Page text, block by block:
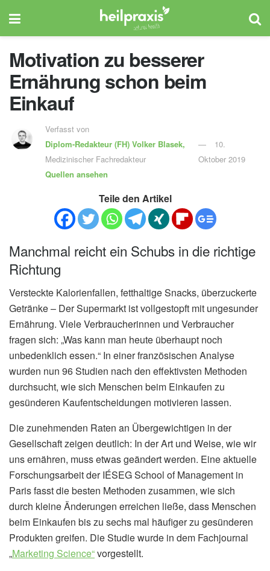
Motivation zu besserer
Ernährung schon beim
Einkauf
Verfasst von
Diplom-Redakteur (FH) Volker Blasek,
Medizinischer Fachredakteur
Quellen ansehen
10.
Oktober 2019
Teile den Artikel
Manchmal reicht ein Schubs in die richtige
Richtung
Versteckte Kalorienfallen, fetthaltige Snacks, überzuckerte
Getränke – Der Supermarkt ist vollgestopft mit ungesunder
Ernährung. Viele Verbraucherinnen und Verbraucher
fragen sich: „Was kann man heute überhaupt noch
unbedenklich essen.“ In einer französischen Analyse
wurden nun 96 Studien nach den effektivsten Methoden
durchsucht, wie sich Menschen beim Einkaufen zu
gesünderen Kaufentscheidungen motivieren lassen.
Die zunehmenden Raten an Übergewichtigen in der
Gesellschaft zeigen deutlich: In der Art und Weise, wie wir
uns ernähren, muss etwas geändert werden. Eine aktuelle
Forschungsarbeit der IÉSEG School of Management in
Paris fasst die besten Methoden zusammen, wie sich
durch kleine Änderungen erreichen ließe, dass Menschen
beim Einkaufen bis zu sechs mal häufiger zu gesünderen
Produkten greifen. Die Studie wurde in dem Fachjournal
„Marketing Science“vorgestellt.